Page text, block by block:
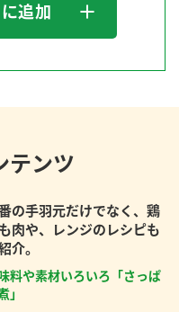
追加
テンツ
の手羽元だけでなく、鶏
肉や、レンジのレシピも
介。
料や素材いろいろ「さっぱ
」